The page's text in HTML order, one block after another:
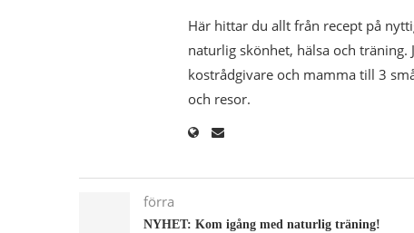
Här hittar du allt från recept på
naturlig skönhet, hälsa och träning.
kostrådgivare och mamma till 3
och resor.
förra
NYHET: Kom igång med naturlig träning!